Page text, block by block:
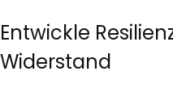
Entwickle
Widerstand